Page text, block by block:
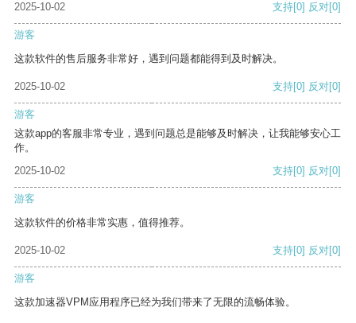
2025-10-02 支持[0] 反对[0]
游客
这款软件的售后服务非常好，遇到问题都能得到及时解决。
2025-10-02 支持[0] 反对[0]
游客
这款app的客服非常专业，遇到问题总是能够及时解决，让我能够安心工
作。
2025-10-02
支持[0] 反对[0]
游客
这款软件的价格非常实惠，值得推荐。
2025-10-02 支持[0] 反对[0]
游客
这款加速器VPM应用程序已经为我们带来了无限的流畅体验。